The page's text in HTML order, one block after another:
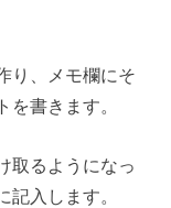
り、メモ欄にそ
書きます。
取るようになっ
入します。